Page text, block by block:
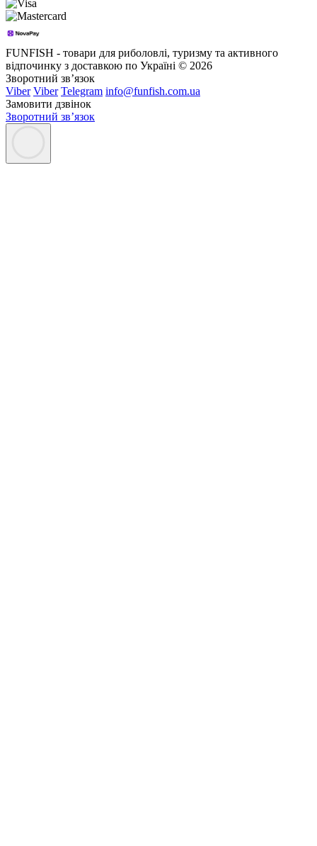
FUNFISH - товари для риболовлі, туризму та активного
відпочинку з доставкою по Україні © 2026
Зворотний зв’язок
Viber Viber Telegram info@funfish.com.ua
Замовити дзвінок
Зворотний зв’язок